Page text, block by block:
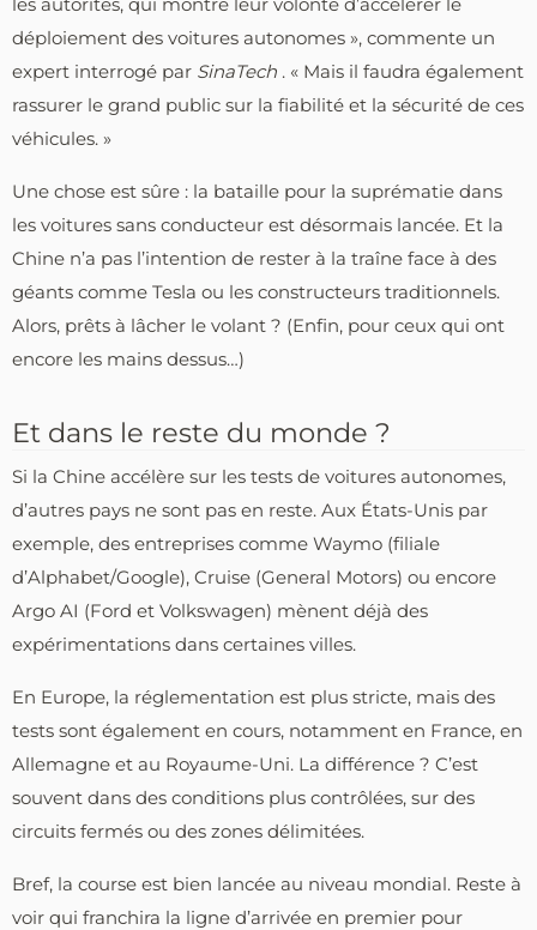
déploiement des voitures autonomes », commente un
expert interrogé par SinaTech . « Mais il faudra également
rassurer le grand public sur la fiabilité et la sécurité de ces
véhicules. »
Une chose est sûre : la bataille pour la suprématie dans
les voitures sans conducteur est désormais lancée. Et la
Chine n’a pas l’intention de rester à la traîne face à des
géants comme Tesla ou les constructeurs traditionnels.
Alors, prêts à lâcher le volant ? (Enfin, pour ceux qui ont
encore les mains dessus…)
Et dans le reste du monde ?
Si la Chine accélère sur les tests de voitures autonomes,
d’autres pays ne sont pas en reste. Aux États-Unis par
exemple, des entreprises comme Waymo (filiale
d’Alphabet/Google), Cruise (General Motors) ou encore
Argo AI (Ford et Volkswagen) mènent déjà des
expérimentations dans certaines villes.
En Europe, la réglementation est plus stricte, mais des
tests sont également en cours, notamment en France, en
Allemagne et au Royaume-Uni. La différence ? C’est
souvent dans des conditions plus contrôlées, sur des
circuits fermés ou des zones délimitées.
Bref, la course est bien lancée au niveau mondial. Reste à
voir qui franchira la ligne d’arrivée en premier pour